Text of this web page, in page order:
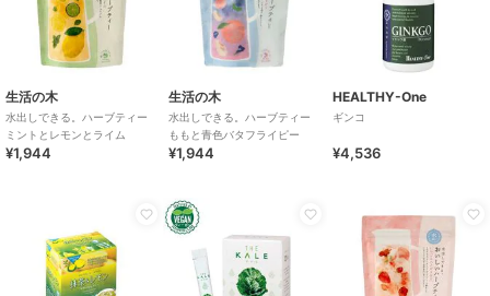
生活の木
水出しできる。ハーブティー
ミントとレモンとライム
¥1,944
生活の木
水出しできる。ハーブティー
ももと青色バタフライピー
¥1,944
HEALTHY-One
ギンコ
¥4,536